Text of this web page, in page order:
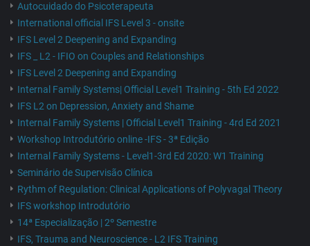
Autocuidado do Psicoterapeuta
International official IFS Level 3 - onsite
IFS Level 2 Deepening and Expanding
IFS _ L2 - IFIO on Couples and Relationships
IFS Level 2 Deepening and Expanding
Internal Family Systems| Official Level1 Training - 5th Ed 2022
IFS L2 on Depression, Anxiety and Shame
Internal Family Systems | Official Level1 Training - 4rd Ed 2021
Workshop Introdutório online -IFS - 3ª Edição
Internal Family Systems - Level1-3rd Ed 2020: W1 Training
Seminário de Supervisão Clínica
Rythm of Regulation: Clinical Applications of Polyvagal Theory
IFS workshop Introdutório
14ª Especialização | 2º Semestre
IFS, Trauma and Neuroscience - L2 IFS Training